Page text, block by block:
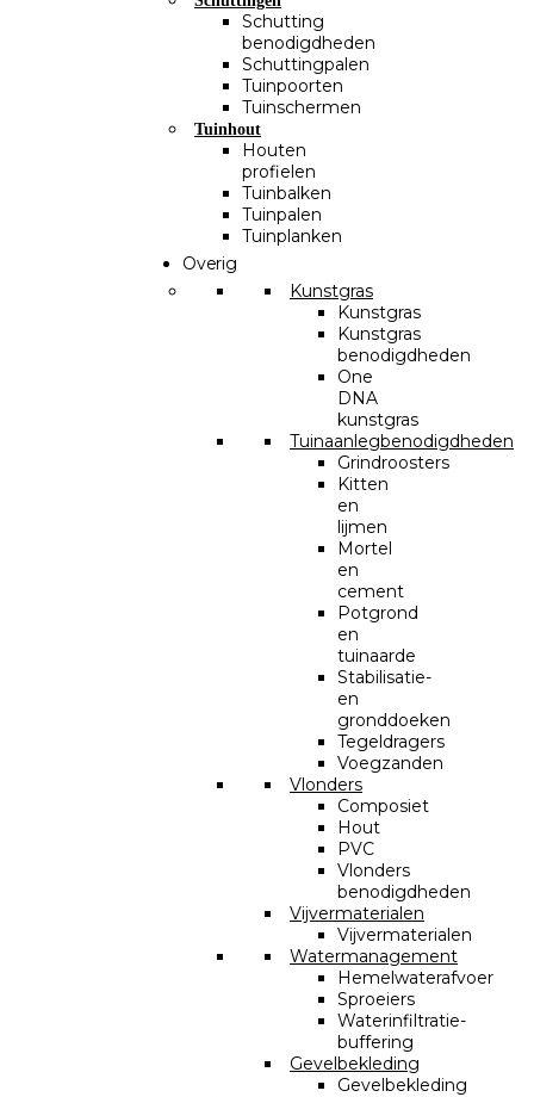
Schutting
benodigdheden
Schuttingpalen
Tuinpoorten
Tuinschermen
Tuinhout
Houten
profielen
Tuinbalken
Tuinpalen
Tuinplanken
Overig
Kunstgras
Kunstgras
Kunstgras
benodigdheden
One
DNA
kunstgras
Tuinaanlegbenodigdheden
Grindroosters
Kitten
en
lijmen
Mortel
en
cement
Potgrond
en
tuinaarde
Stabilisatie-
en
gronddoeken
Tegeldragers
Voegzanden
Vlonders
Composiet
Hout
PVC
Vlonders
benodigdheden
Vijvermaterialen
Vijvermaterialen
Watermanagement
Hemelwaterafvoer
Sproeiers
Waterinfiltratie-
buffering
Gevelbekleding
Gevelbekleding